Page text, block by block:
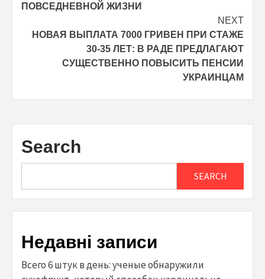
ПОВСЕДНЕВНОЙ ЖИЗНИ
NEXT
НОВАЯ ВЫПЛАТА 7000 ГРИВЕН ПРИ СТАЖЕ
30-35 ЛЕТ: В РАДЕ ПРЕДЛАГАЮТ
СУЩЕСТВЕННО ПОВЫСИТЬ ПЕНСИИ
УКРАИНЦАМ
Search
SEARCH
Недавні записи
Всего 6 штук в день: ученые обнаружили